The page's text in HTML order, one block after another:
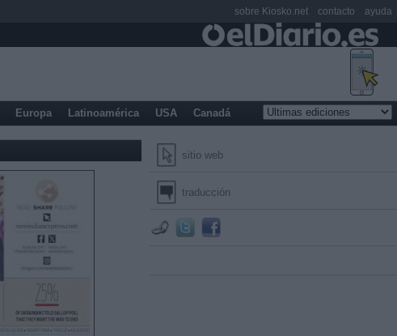
Europa Latinoamérica USA Canadá
sitio web
traducción
sobre Kiosko.net contacto ayuda